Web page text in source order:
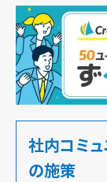
社内コミ
の施策